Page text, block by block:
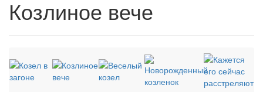
Козлиное вече